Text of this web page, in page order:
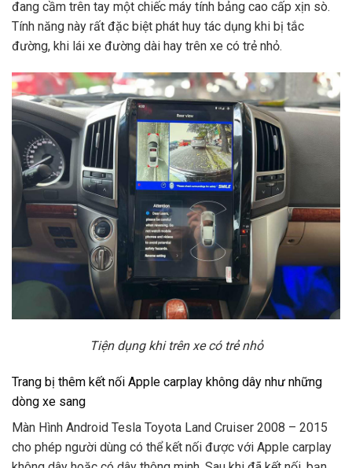
đang cầm trên tay một chiếc máy tính bảng cao cấp xịn sò.
Tính năng này rất đặc biệt phát huy tác dụng khi bị tắc
đường, khi lái xe đường dài hay trên xe có trẻ nhỏ.
Tiện dụng khi trên xe có trẻ nhỏ
Trang bị thêm kết nối Apple carplay không dây như những
dòng xe sang
Màn Hình Android Tesla Toyota Land Cruiser 2008 – 2015
cho phép người dùng có thể kết nối được với Apple carplay